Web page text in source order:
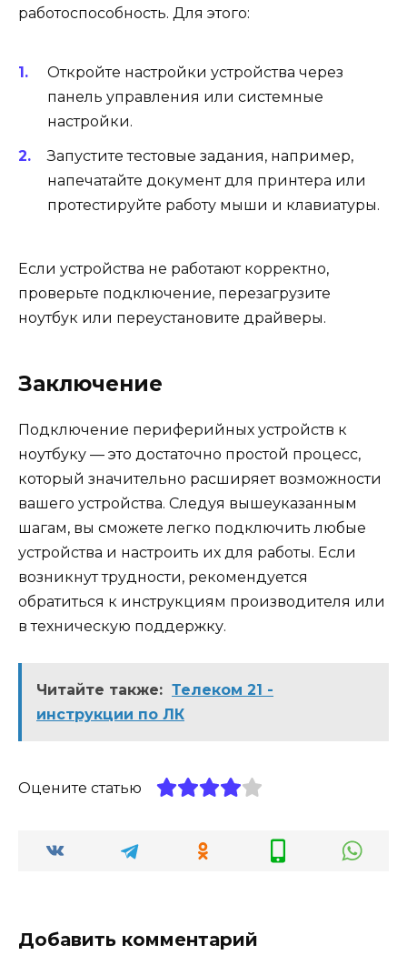
работоспособность. Для этого:
Откройте настройки устройства через
панель управления или системные
настройки.
Запустите тестовые задания, например,
напечатайте документ для принтера или
протестируйте работу мыши и клавиатуры.
Если устройства не работают корректно,
проверьте подключение, перезагрузите
ноутбук или переустановите драйверы.
Заключение
Подключение периферийных устройств к
ноутбуку — это достаточно простой процесс,
который значительно расширяет возможности
вашего устройства. Следуя вышеуказанным
шагам, вы сможете легко подключить любые
устройства и настроить их для работы. Если
возникнут трудности, рекомендуется
обратиться к инструкциям производителя или
в техническую поддержку.
Читайте также: Телеком 21 -
инструкции по ЛК
Оцените статью
Добавить комментарий